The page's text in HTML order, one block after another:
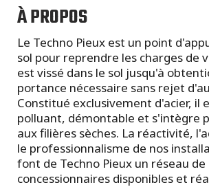
À PROPOS
Le Techno Pieux est un point
sol pour reprendre les charges de
est vissé dans le sol jusqu'à
portance nécessaire sans rejet
Constitué exclusivement d'acier, il
polluant, démontable et s'intègre
aux filières sèches. La réactivité,
le professionnalisme de nos
font de Techno Pieux un réseau de
concessionnaires disponibles et